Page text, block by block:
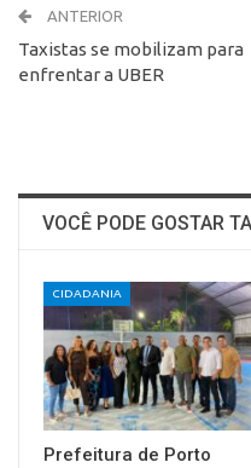
ANTERIOR
Taxistas se mobilizam para
enfrentar a UBER
VOCÊ PODE GOSTAR
CIDADANIA
Prefeitura de Porto